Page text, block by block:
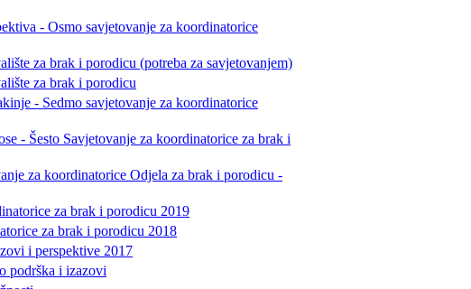
- Osmo savjetovanje za koordinatorice
za brak i porodicu (potreba za savjetovanjem)
za brak i porodicu
- Sedmo savjetovanje za koordinatorice
- Šesto Savjetovanje za koordinatorice za brak i
za koordinatorice Odjela za brak i porodicu -
za brak i porodicu 2019
za brak i porodicu 2018
i perspektive 2017
podrška i izazovi